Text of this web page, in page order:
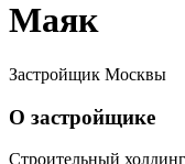
Маяк
Застройщик Москвы
О застройщике
Строительный